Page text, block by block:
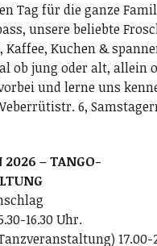
Tag für die ganze
unsere beliebte
Kuchen &
ob jung oder alt, allein
und lerne uns
6,
2026 – TANGO-
16.30 Uhr.
17.00-